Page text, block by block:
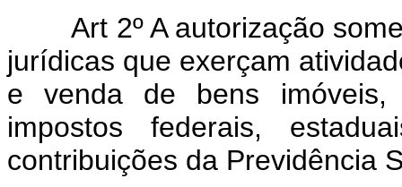
Art 2º A autorização
jurídicas que exerçam
e venda de bens imóveis,
impostos federais,
contribuições da Previdência